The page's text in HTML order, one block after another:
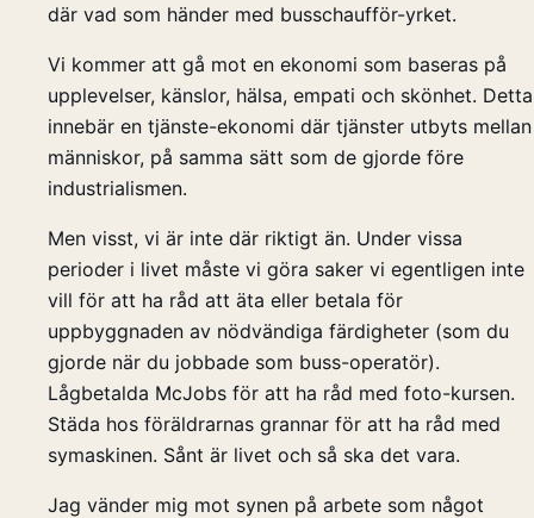
där vad som händer med busschaufför-yrket.
Vi kommer att gå mot en ekonomi som baseras på
upplevelser, känslor, hälsa, empati och skönhet. Detta
innebär en tjänste-ekonomi där tjänster utbyts mellan
människor, på samma sätt som de gjorde före
industrialismen.
Men visst, vi är inte där riktigt än. Under vissa
perioder i livet måste vi göra saker vi egentligen inte
vill för att ha råd att äta eller betala för
uppbyggnaden av nödvändiga färdigheter (som du
gjorde när du jobbade som buss-operatör).
Lågbetalda McJobs för att ha råd med foto-kursen.
Städa hos föräldrarnas grannar för att ha råd med
symaskinen. Sånt är livet och så ska det vara.
Jag vänder mig mot synen på arbete som något